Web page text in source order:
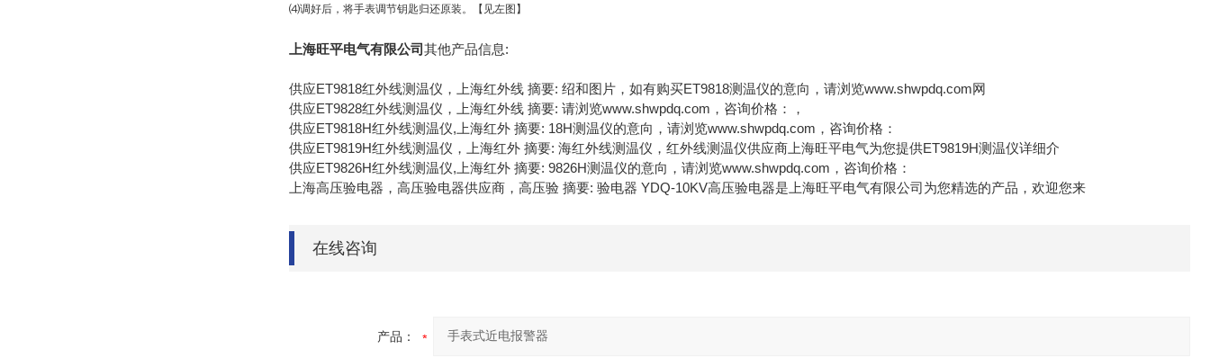
⑷调好后，将手表调节钥匙归还原装。【见左图】
上海旺平电气有限公司其他产品信息:
供应ET9818红外线测温仪，上海红外线 摘要: 绍和图片，如有购买ET9818测温仪的意向，请浏览www.shwpdq.com网
供应ET9828红外线测温仪，上海红外线 摘要: 请浏览www.shwpdq.com，咨询价格：，
供应ET9818H红外线测温仪,上海红外 摘要: 18H测温仪的意向，请浏览www.shwpdq.com，咨询价格：
供应ET9819H红外线测温仪，上海红外 摘要: 海红外线测温仪，红外线测温仪供应商上海旺平电气为您提供ET9819H测温仪详细介
供应ET9826H红外线测温仪,上海红外 摘要: 9826H测温仪的意向，请浏览www.shwpdq.com，咨询价格：
上海高压验电器，高压验电器供应商，高压验 摘要: 验电器 YDQ-10KV高压验电器是上海旺平电气有限公司为您精选的产品，欢迎您来
在线咨询
产品：